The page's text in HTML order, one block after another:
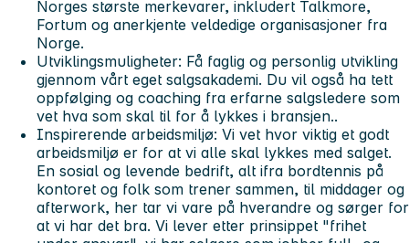
Norges største merkevarer, inkludert Talkmore,
Fortum og anerkjente veldedige organisasjoner fra
Norge.
Utviklingsmuligheter: Få faglig og personlig utvikling
gjennom vårt eget salgsakademi. Du vil også ha tett
oppfølging og coaching fra erfarne salgsledere som
vet hva som skal til for å lykkes i bransjen..
Inspirerende arbeidsmiljø: Vi vet hvor viktig et godt
arbeidsmiljø er for at vi alle skal lykkes med salget.
En sosial og levende bedrift, alt ifra bordtennis på
kontoret og folk som trener sammen, til middager og
afterwork, her tar vi vare på hverandre og sørger for
at vi har det bra. Vi lever etter prinsippet "frihet